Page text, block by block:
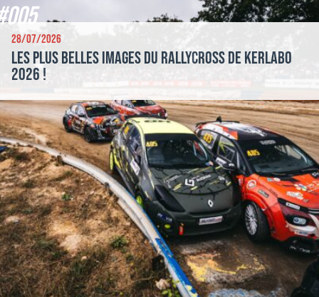
28/07/2026
Les plus belles images du Rallycross de Kerlabo
2026 !